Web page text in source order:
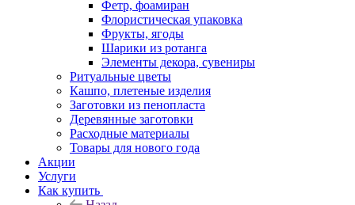
Фетр, фоамиран
Флористическая упаковка
Фрукты, ягоды
Шарики из ротанга
Элементы декора, сувениры
Ритуальные цветы
Кашпо, плетеные изделия
Заготовки из пенопласта
Деревянные заготовки
Расходные материалы
Товары для нового года
Акции
Услуги
Как купить